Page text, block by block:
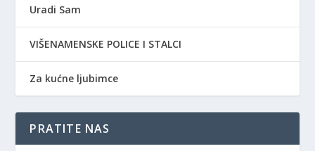
Uradi Sam
VIŠENAMENSKE POLICE I STALCI
Za kućne ljubimce
PRATITE NAS